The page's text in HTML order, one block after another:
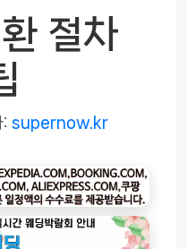
절차
supernow.kr